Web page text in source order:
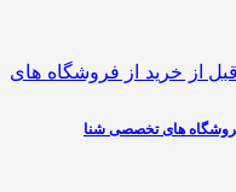
فروشگاه های تخصصی شنا